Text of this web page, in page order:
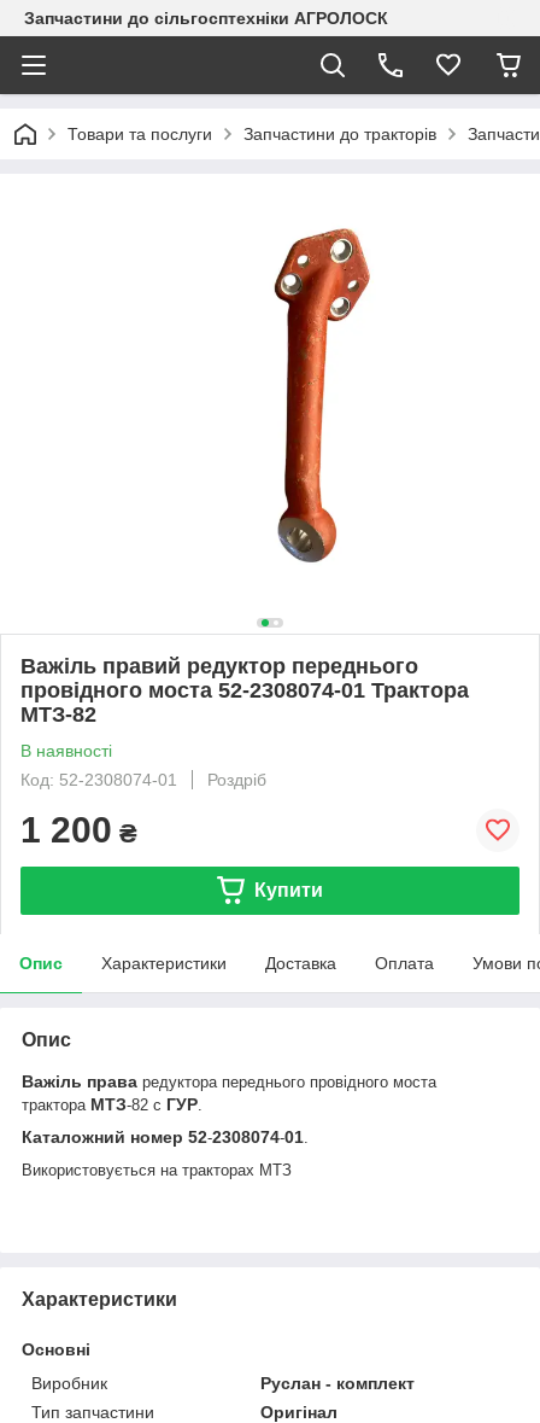
Запчастини до сільгосптехніки АГРОЛОСК
Товари та послуги Запчастини до тракторів
Важіль правий редуктор переднього
провідного моста 52-2308074-01 Трактора
МТЗ-82
В наявності
Код: 52-2308074-01
Роздріб
1 200 ₴
Купити
Опис Характеристики Доставка Оплата Умови
Опис
Важіль права редуктора переднього провідного моста
трактора МТЗ-82 с ГУР
Каталожний номер 52-2308074-01
Використовується на тракторах МТЗ
Характеристики
Основні
Виробник
Руслан - комплект
Тип запчастини
Оригінал